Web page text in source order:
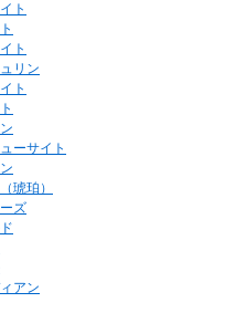
ト
ト
リン
ト
ーサイト
琥珀）
ズ
アン